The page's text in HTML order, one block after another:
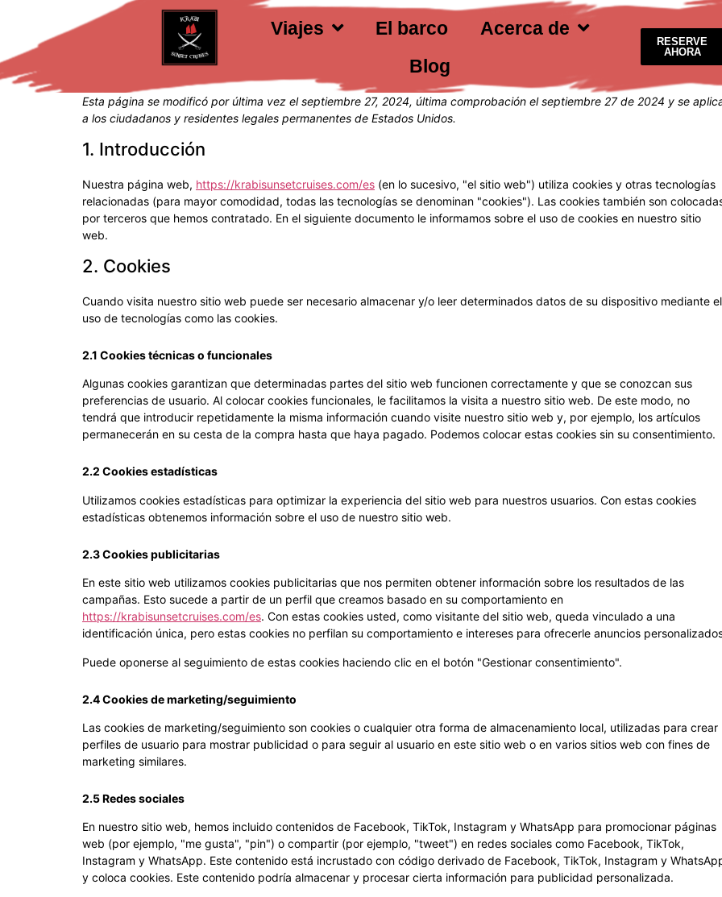
Viajes El barco
Acerca de
Blog
RESERVE
AHORA
Esta página se modificó por última vez el septiembre 27, 2024, última comprobación el septiembre 27 de 2024 y se
a los ciudadanos y residentes legales permanentes de Estados Unidos.
1. Introducción
Nuestra página web, https://krabisunsetcruises.com/es (en lo sucesivo, "el sitio web") utiliza cookies y otras tecnologías
relacionadas (para mayor comodidad, todas las tecnologías se denominan "cookies"). Las cookies también son
por terceros que hemos contratado. En el siguiente documento le informamos sobre el uso de cookies en nuestro sitio
web.
2. Cookies
Cuando visita nuestro sitio web puede ser necesario almacenar y/o leer determinados datos de su dispositivo mediante el
uso de tecnologías como las cookies.
2.1 Cookies técnicas o funcionales
Algunas cookies garantizan que determinadas partes del sitio web funcionen correctamente y que se conozcan sus
preferencias de usuario. Al colocar cookies funcionales, le facilitamos la visita a nuestro sitio web. De este modo, no
tendrá que introducir repetidamente la misma información cuando visite nuestro sitio web y, por ejemplo, los artículos
permanecerán en su cesta de la compra hasta que haya pagado. Podemos colocar estas cookies sin su consentimiento.
2.2 Cookies estadísticas
Utilizamos cookies estadísticas para optimizar la experiencia del sitio web para nuestros usuarios. Con estas cookies
estadísticas obtenemos información sobre el uso de nuestro sitio web.
2.3 Cookies publicitarias
En este sitio web utilizamos cookies publicitarias que nos permiten obtener información sobre los resultados de las
campañas. Esto sucede a partir de un perfil que creamos basado en su comportamiento en
https://krabisunsetcruises.com/es. Con estas cookies usted, como visitante del sitio web, queda vinculado a una
identificación única, pero estas cookies no perfilan su comportamiento e intereses para ofrecerle anuncios
Puede oponerse al seguimiento de estas cookies haciendo clic en el botón "Gestionar consentimiento".
2.4 Cookies de marketing/seguimiento
Las cookies de marketing/seguimiento son cookies o cualquier otra forma de almacenamiento local, utilizadas para crear
perfiles de usuario para mostrar publicidad o para seguir al usuario en este sitio web o en varios sitios web con fines de
marketing similares.
2.5 Redes sociales
En nuestro sitio web, hemos incluido contenidos de Facebook, TikTok, Instagram y WhatsApp para promocionar páginas
web (por ejemplo, "me gusta", "pin") o compartir (por ejemplo, "tweet") en redes sociales como Facebook, TikTok,
Instagram y WhatsApp. Este contenido está incrustado con código derivado de Facebook, TikTok, Instagram y
y coloca cookies. Este contenido podría almacenar y procesar cierta información para publicidad personalizada.